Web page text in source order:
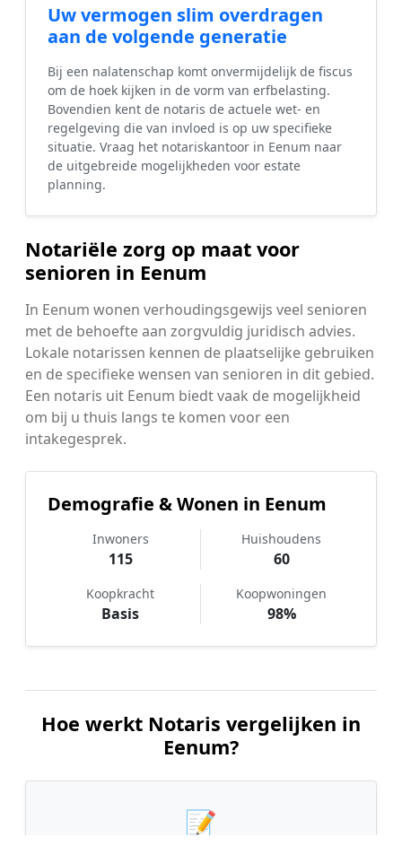
Uw vermogen slim overdragen
aan de volgende generatie
Bij een nalatenschap komt onvermijdelijk de fiscus
om de hoek kijken in de vorm van erfbelasting.
Bovendien kent de notaris de actuele wet- en
regelgeving die van invloed is op uw specifieke
situatie. Vraag het notariskantoor in Eenum naar
de uitgebreide mogelijkheden voor estate
planning.
Notariële zorg op maat voor
senioren in Eenum
In Eenum wonen verhoudingsgewijs veel senioren
met de behoefte aan zorgvuldig juridisch advies.
Lokale notarissen kennen de plaatselijke gebruiken
en de specifieke wensen van senioren in dit gebied.
Een notaris uit Eenum biedt vaak de mogelijkheid
om bij u thuis langs te komen voor een
intakegesprek.
Demografie & Wonen in Eenum
Inwoners
115
Huishoudens
60
Koopkracht
Basis
Koopwoningen
98%
Hoe werkt Notaris vergelijken in
Eenum?
📝